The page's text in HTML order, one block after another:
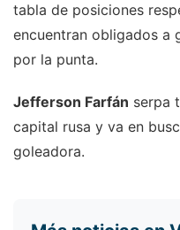
tabla de posiciones
encuentran obligados a
por la punta.
Jefferson Farfán serpa
capital rusa y va en
goleadora.